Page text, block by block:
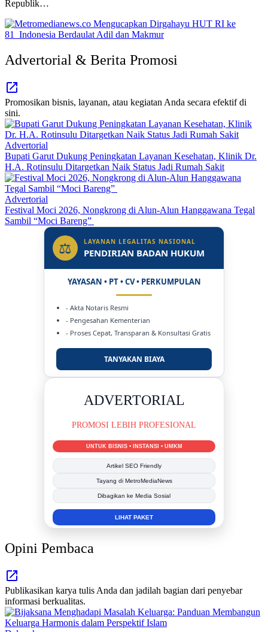
Republik…
Advertorial & Berita Promosi
Promosikan bisnis, layanan, atau kegiatan Anda secara efektif di
sini.
Advertorial
Bupati Garut Dukung Peningkatan Layanan Kesehatan, Klinik Dr.
H.A. Rotinsulu Ditargetkan Naik Status Jadi Rumah Sakit
Advertorial
Festival Moci 2026, Nongkrong di Alun-Alun Hanggawana Tegal
Sambil “Moci Bareng”
⚖ LAYANAN LEGALITAS NASIONAL
PENDIRIAN BADAN HUKUM
YAYASAN • PT • CV • PERKUMPULAN
- Akta Notaris Resmi
- Pengesahan Kementerian
- Proses Cepat, Transparan & Konsultasi Gratis
TANYAKAN BIAYA
DUKUNG KAMI
BERSAMA METROMEDIANEWS.CO
MEDIA INFORMASI TERPERCAYA
Publikasi Kegiatan
Berita Promosi
Tingkatkan Branding Anda
INFO SELENGKAPNYA
Opini Pembaca
Publikasikan karya tulis Anda dan jadilah bagian dari penyebar
informasi berkualitas.